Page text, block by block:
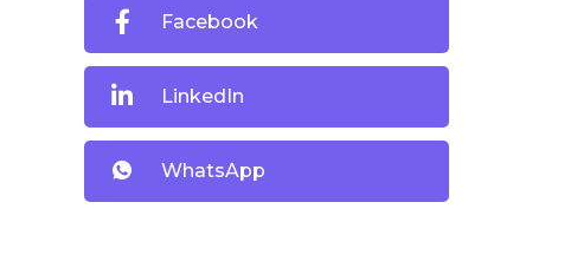
Facebook
LinkedIn
WhatsApp